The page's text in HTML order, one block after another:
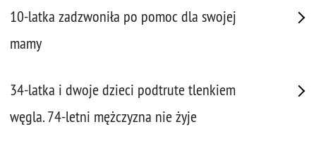
10-latka zadzwoniła po pomoc dla swojej
mamy
34-latka i dwoje dzieci podtrute tlenkiem
węgla. 74-letni mężczyzna nie żyje